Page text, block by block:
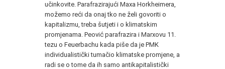
učinkovite. Parafrazirajući Maxa Horkheimera,
možemo reći da onaj tko ne želi govoriti o
kapitalizmu, treba šutjeti i o klimatskim
promjenama. Peović parafrazira i Marxovu 11.
tezu o Feuerbachu kada piše da je PMK
individualistički tumačio klimatske promjene, a
radi se o tome da ih samo antikapitalistički